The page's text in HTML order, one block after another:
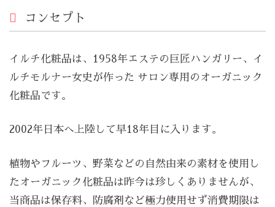
コンセプト
イルチ化粧品は、1958年エステの巨匠ハンガリー、イ
ルチモルナー女史が作った サロン専用のオーガニック
化粧品です。
2002年日本へ上陸して早18年目に入ります。
植物やフルーツ、野菜などの自然由来の素材を使用し
たオーガニック化粧品は昨今は珍しくありませんが、
当商品は保存料、防腐剤など極力使用せず消費期限は